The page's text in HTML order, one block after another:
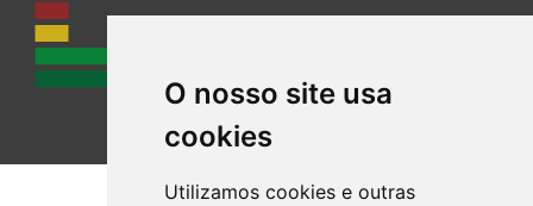
O nosso site usa
cookies
Utilizamos cookies e outras